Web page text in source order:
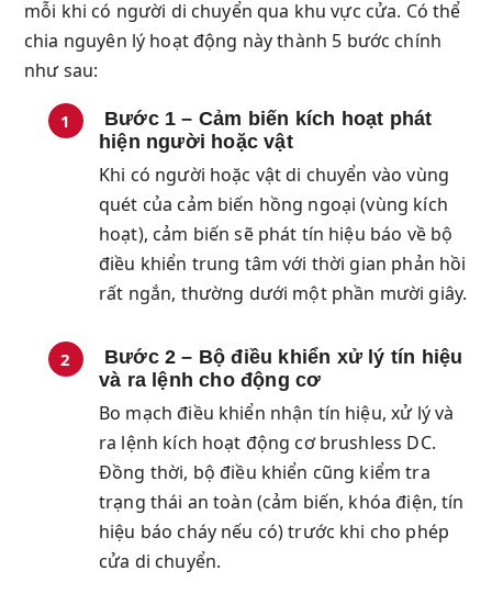
mỗi khi có người di chuyển qua khu vực cửa. Có thể
chia nguyên lý hoạt động này thành 5 bước chính
như sau:
Bước 1 – Cảm biến kích hoạt phát
hiện người hoặc vật
Khi có người hoặc vật di chuyển vào vùng
quét của cảm biến hồng ngoại (vùng kích
hoạt), cảm biến sẽ phát tín hiệu báo về bộ
điều khiển trung tâm với thời gian phản hồi
rất ngắn, thường dưới một phần mười giây.
Bước 2 – Bộ điều khiển xử lý tín hiệu
và ra lệnh cho động cơ
Bo mạch điều khiển nhận tín hiệu, xử lý và
ra lệnh kích hoạt động cơ brushless DC.
Đồng thời, bộ điều khiển cũng kiểm tra
trạng thái an toàn (cảm biến, khóa điện, tín
hiệu báo cháy nếu có) trước khi cho phép
cửa di chuyển.